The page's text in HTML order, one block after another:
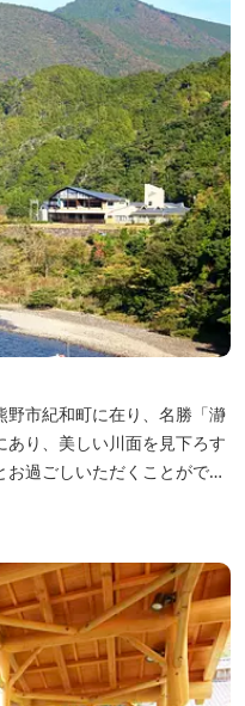
野市紀和町に在り、名勝「瀞
り、美しい川面を見下ろす
過ごしいただくことができ
熊野三山）、玉置神社が近